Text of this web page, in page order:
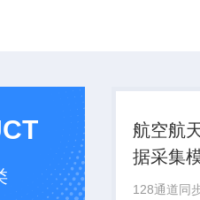
航空航
据采集
128通道同